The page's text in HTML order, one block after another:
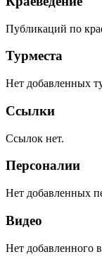
Публикаций по
Турместа
Нет добавленных
Ссылки
Ссылок нет.
Персоналии
Нет добавленных
Видео
Нет добавленного